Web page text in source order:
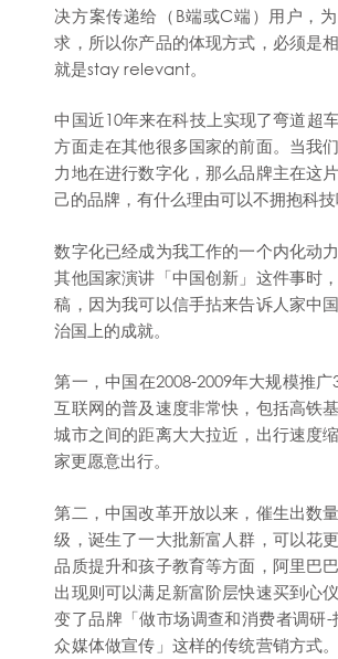
决方案传递给（B端或C端）用户，
求，所以你产品的体现方式，必须是
就是stay relevant。
中国近10年来在科技上实现了弯道超
方面走在其他很多国家的前面。当我
力地在进行数字化，那么品牌主在这
己的品牌，有什么理由可以不拥抱科技
数字化已经成为我工作的一个内化动
其他国家演讲「中国创新」这件事时
稿，因为我可以信手拈来告诉人家中
治国上的成就。
第一，中国在2008-2009年大规模推
互联网的普及速度非常快，包括高铁
城市之间的距离大大拉近，出行速度
家更愿意出行。
第二，中国改革开放以来，催生出数
级，诞生了一大批新富人群，可以花
品质提升和孩子教育等方面，阿里巴
出现则可以满足新富阶层快速买到心
变了品牌「做市场调查和消费者调研-
众媒体做宣传」这样的传统营销方式